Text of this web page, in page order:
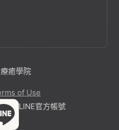
癒學院
of Use
LINE官方帳號